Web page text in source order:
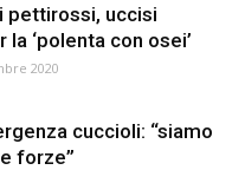
pettirossi, uccisi
‘polenta con osei’
2020
cuccioli: “siamo
forze”